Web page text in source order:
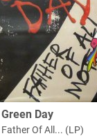
Green Day
Father Of All... (LP)